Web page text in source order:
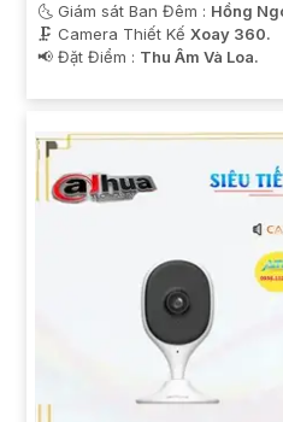
🌜 Giám sát Ban Đêm : Hồng
🗜️ Camera Thiết Kế Xoay 360.
️📢 Đặt Điểm : Thu Âm Và Loa.